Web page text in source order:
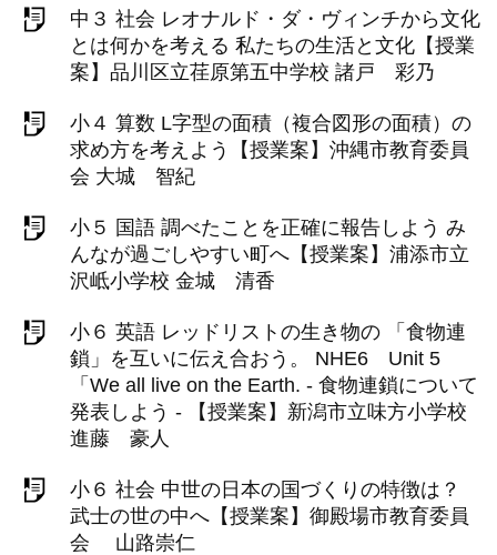
中３ 社会 レオナルド・ダ・ヴィンチから文化
とは何かを考える 私たちの生活と文化【授業
案】品川区立荏原第五中学校 諸戸 彩乃
小４ 算数 L字型の面積（複合図形の面積）の
求め方を考えよう【授業案】沖縄市教育委員
会 大城 智紀
小５ 国語 調べたことを正確に報告しよう み
んなが過ごしやすい町へ【授業案】浦添市立
沢岻小学校 金城 清香
小６ 英語 レッドリストの生き物の 「食物連
鎖」を互いに伝え合おう。 NHE6 Unit 5
「We all live on the Earth. - 食物連鎖について
発表しよう - 【授業案】新潟市立味方小学校
進藤 豪人
小６ 社会 中世の日本の国づくりの特徴は？
武士の世の中へ【授業案】御殿場市教育委員
会 山路崇仁